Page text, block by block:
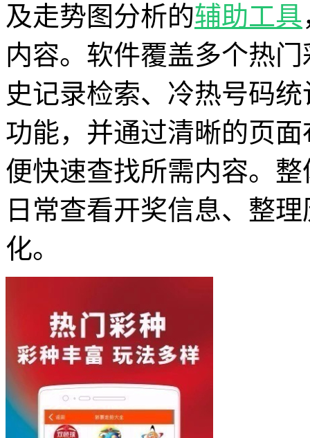
及走势图分析的辅助工具
内容。软件覆盖多个热
史记录检索、冷热号码
功能，并通过清晰的页
便快速查找所需内容。
日常查看开奖信息、整
化。